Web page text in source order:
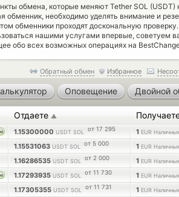
обмена, которые меняют Tether SOL
обменник, необходимо уделять внимание и
обменники проходят доскональную проверку.
нашими услугами впервые, советуем
обо всех возможных операциях на
Обратный обмен Избранное
Оповещение Двойной
Отдаете ▲
1.15300000 USDT SOL от 17 295 1 EUR
1.15531063 USDT SOL от 5 000 1 EUR
1.16286535 USDT SOL от 2 000 1 EUR
1.17293935 USDT SOL от 11 730 1 EUR
1.17305355 USDT SOL от 11 731 1 EUR